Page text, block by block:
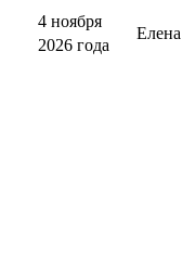
4 ноября
2026 года